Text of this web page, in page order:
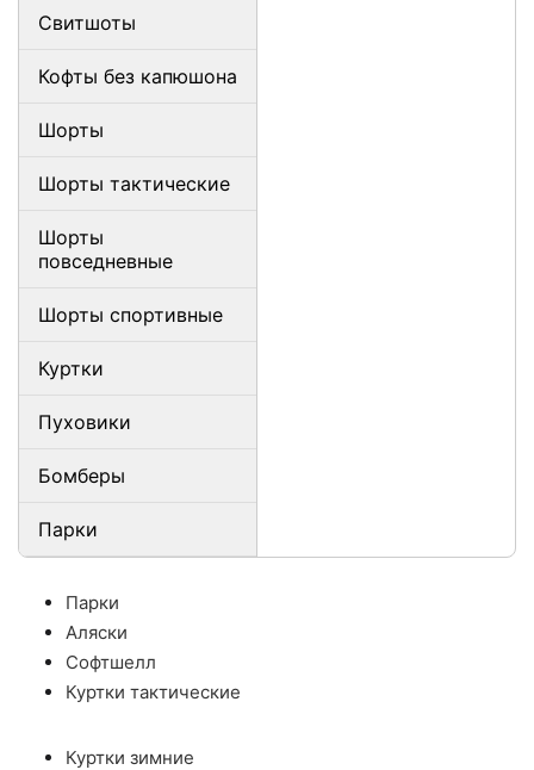
Свитшоты
Кофты без капюшона
Шорты
Шорты тактические
Шорты
повседневные
Шорты спортивные
Куртки
Пуховики
Бомберы
Парки
Парки
Аляски
Софтшелл
Куртки тактические
Куртки зимние